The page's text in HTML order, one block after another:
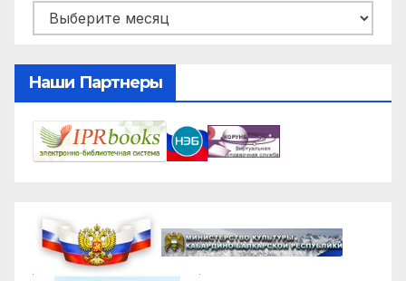
Архивы
Наши Партнеры